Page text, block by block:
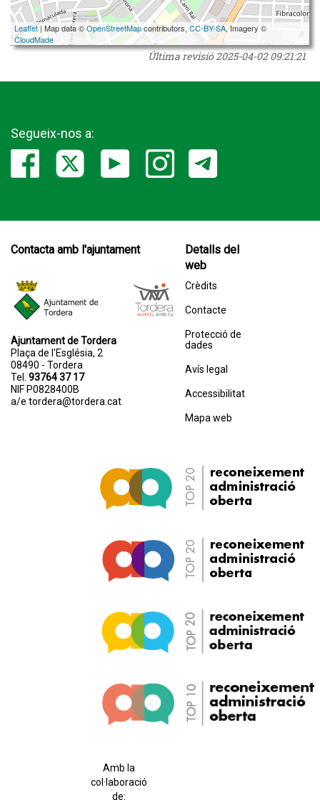
Leaflet| Map data ©OpenStreetMapcontributors, CC-BY-SA, Imagery ©
CloudMade
Última revisió2025-04-02 09:21:21
Segueix-nos a:
Contacta amb l'ajuntament
Ajuntament de Tordera
Plaça de l'Església, 2
08490 - Tordera
Tel. 93764 37 17
NIF P0828400B
a/e tordera@tordera.cat
Detalls del
web
Crèdits
Contacte
Protecció de
dades
Avís legal
Accessibilitat
Mapa web
Amb la
col·laboració
de: